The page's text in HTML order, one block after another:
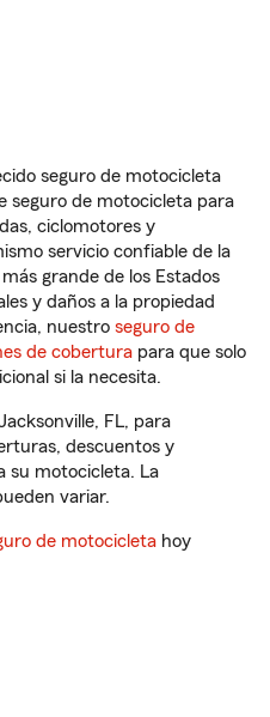
seguro de motocicleta
seguro de motocicleta para
ciclomotores y
servicio confiable de la
más grande de los Estados
y daños a la propiedad
nuestro seguro de
de cobertura para que solo
si la necesita.
FL, para
descuentos y
su motocicleta. La
variar.
de motocicleta hoy